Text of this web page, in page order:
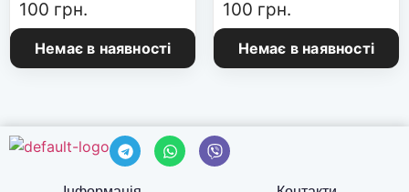
100 грн.
Немає в наявності
100 грн.
Немає в наявності